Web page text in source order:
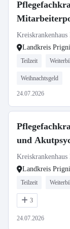
Landkreis
Teilzeit
Weihnachtsgeld
24.07.2026
und
Landkreis
Teilzeit
3
24.07.2026